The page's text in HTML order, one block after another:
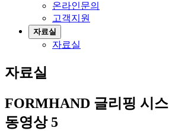
온라인문의
고객지원
자료실
자료실
자료실
FORMHAND 글리핑 시
동영상 5